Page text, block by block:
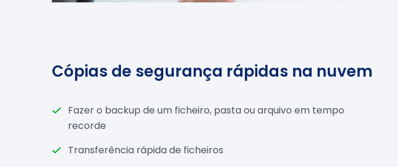
Cópias de segurança rápidas na nuvem
Fazer o backup de um ficheiro, pasta ou arquivo em tempo
recorde
Transferência rápida de ficheiros